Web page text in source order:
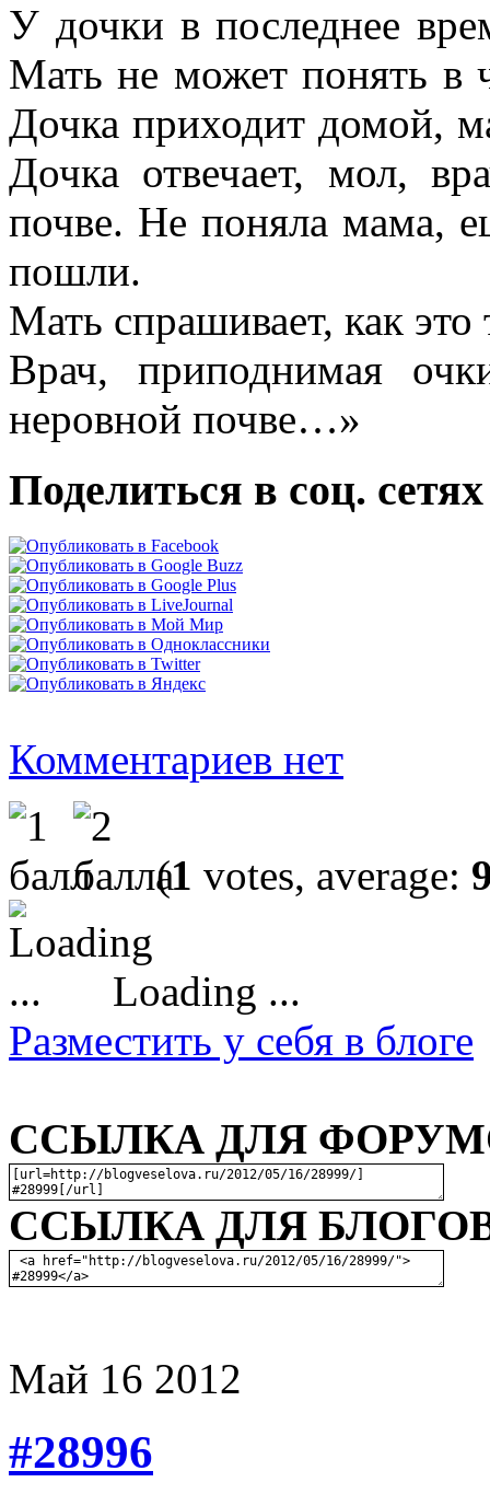
У дочки в последнее
Мать не может понять в
Дочка приходит домой,
Дочка отвечает, мол,
почве. Не поняла мама,
пошли.
Мать спрашивает, как
Врач, приподнимая
неровной почве…»
Поделиться в соц. сетях
Комментариев нет
(1 votes, average:
Loading ...
Разместить у себя в блоге
ССЫЛКА ДЛЯ
ССЫЛКА ДЛЯ БЛОГОВ
Май 16 2012
#28996